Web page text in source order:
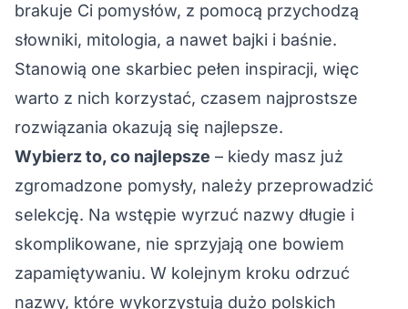
brakuje Ci pomysłów, z pomocą przychodzą
słowniki, mitologia, a nawet bajki i baśnie.
Stanowią one skarbiec pełen inspiracji, więc
warto z nich korzystać, czasem najprostsze
rozwiązania okazują się najlepsze.
Wybierz to, co najlepsze – kiedy masz już
zgromadzone pomysły, należy przeprowadzić
selekcję. Na wstępie wyrzuć nazwy długie i
skomplikowane, nie sprzyjają one bowiem
zapamiętywaniu. W kolejnym kroku odrzuć
nazwy, które wykorzystują dużo polskich